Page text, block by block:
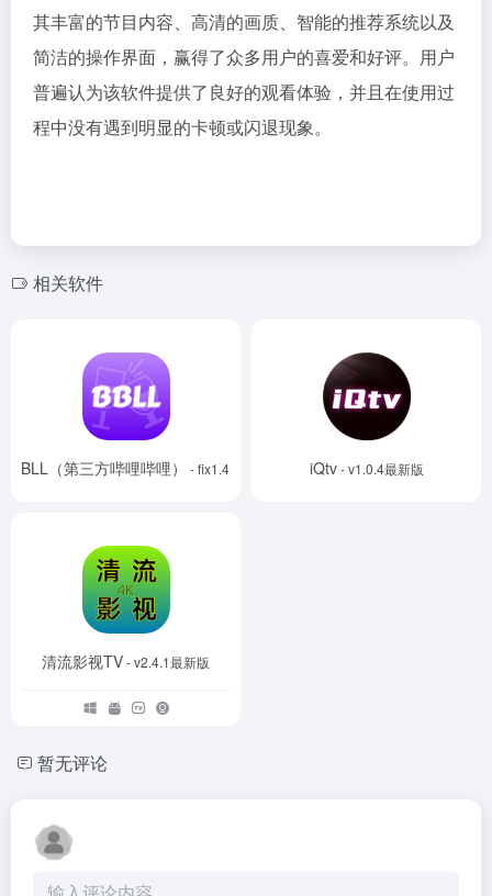
其丰富的节目内容、高清的画质、智能的推荐系统以及
简洁的操作界面，赢得了众多用户的喜爱和好评。用户
普遍认为该软件提供了良好的观看体验，并且在使用过
程中没有遇到明显的卡顿或闪退现象。
相关软件
BBLL（第三方哔哩哔哩） - fix1.4.2 iQtv- v1.0.4最新版
清流影视TV- v2.4.1最新版
暂无评论